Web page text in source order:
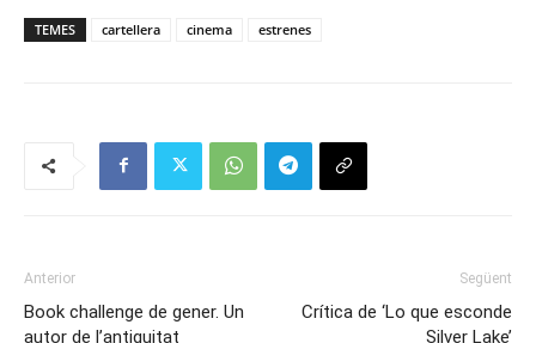
TEMES cartellera cinema estrenes
Anterior
Book challenge de gener. Un
autor de l’antiguitat
Següent
Crítica de ‘Lo que esconde
Silver Lake’